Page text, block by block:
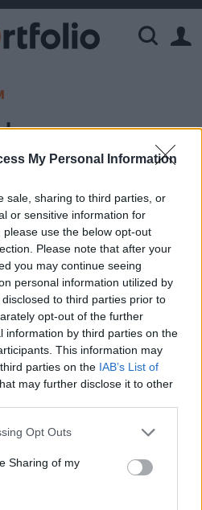
My Personal Information
sale, sharing to third parties, or
or sensitive information for
use the below opt-out
Please note that after your
you may continue seeing
personal information utilized by
to third parties prior to
opt-out of the further
information by third parties on the
This information may
parties on the IAB’s List of
may further disclose it to other
Opt Outs
Sharing of my
a Savencia Fromage &
Pannontej -, amely
illetve tovább
- közölte a
vel.
23-án lesz a Portfolio
valamint az ellátási
magyarországi
így a vállalat...